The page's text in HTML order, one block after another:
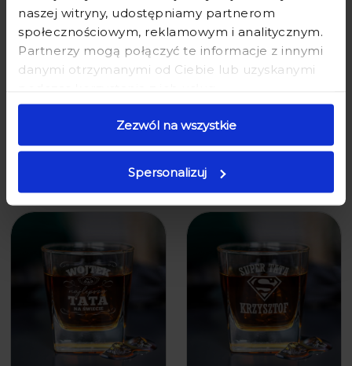
naszej witryny, udostępniamy partnerom
społecznościowym, reklamowym i analitycznym.
Partnerzy mogą połączyć te informacje z innymi
danymi otrzymanymi od Ciebie lub uzyskanymi
Zezwól na wszystkie
Spersonalizuj
SZKLANKA DO WHISKY Z
GRAWEREM DLA TATY - PREZENT
KRÓL RODU TATA
49,90 zł
SZKLANKA DO WHISKY Z
GRAWEREM DLA TATY - PREZENT
NA DZIEŃ OJCA Z IMIENIEM -
NAJLEPSZY TATA
29,90 zł